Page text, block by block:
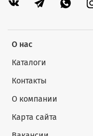
О нас
Каталоги
Контакты
О компании
Карта сайта